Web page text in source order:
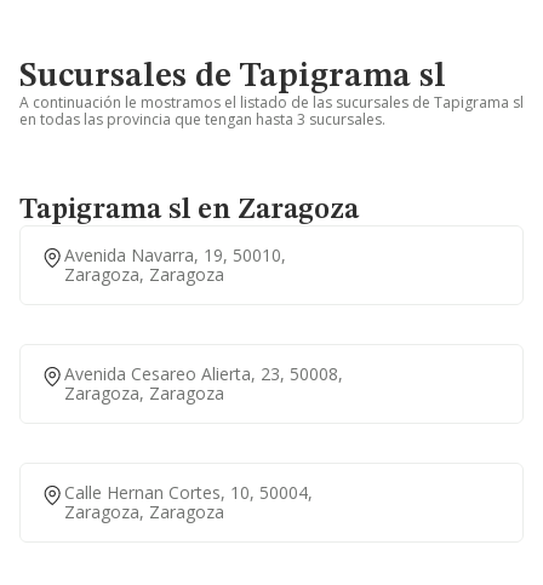
Sucursales de Tapigrama sl
A continuación le mostramos el listado de las sucursales de Tapigrama sl
en todas las provincia que tengan hasta 3 sucursales.
Tapigrama sl en Zaragoza
Avenida Navarra, 19, 50010,
Zaragoza, Zaragoza
Avenida Cesareo Alierta, 23, 50008,
Zaragoza, Zaragoza
Calle Hernan Cortes, 10, 50004,
Zaragoza, Zaragoza